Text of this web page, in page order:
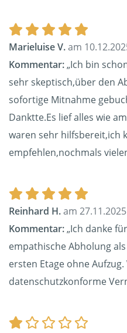
Marieluise V.am
Kommentar:„Ich bin
sehr skeptisch,über den
sofortige Mitnahme
Danktte.Es lief alles wie
waren sehr hilfsbereit,ich
empfehlen,nochmals
Reinhard H.am 27.11.2025
Kommentar:„Ich danke
empathische Abholung
ersten Etage ohne
datenschutzkonforme